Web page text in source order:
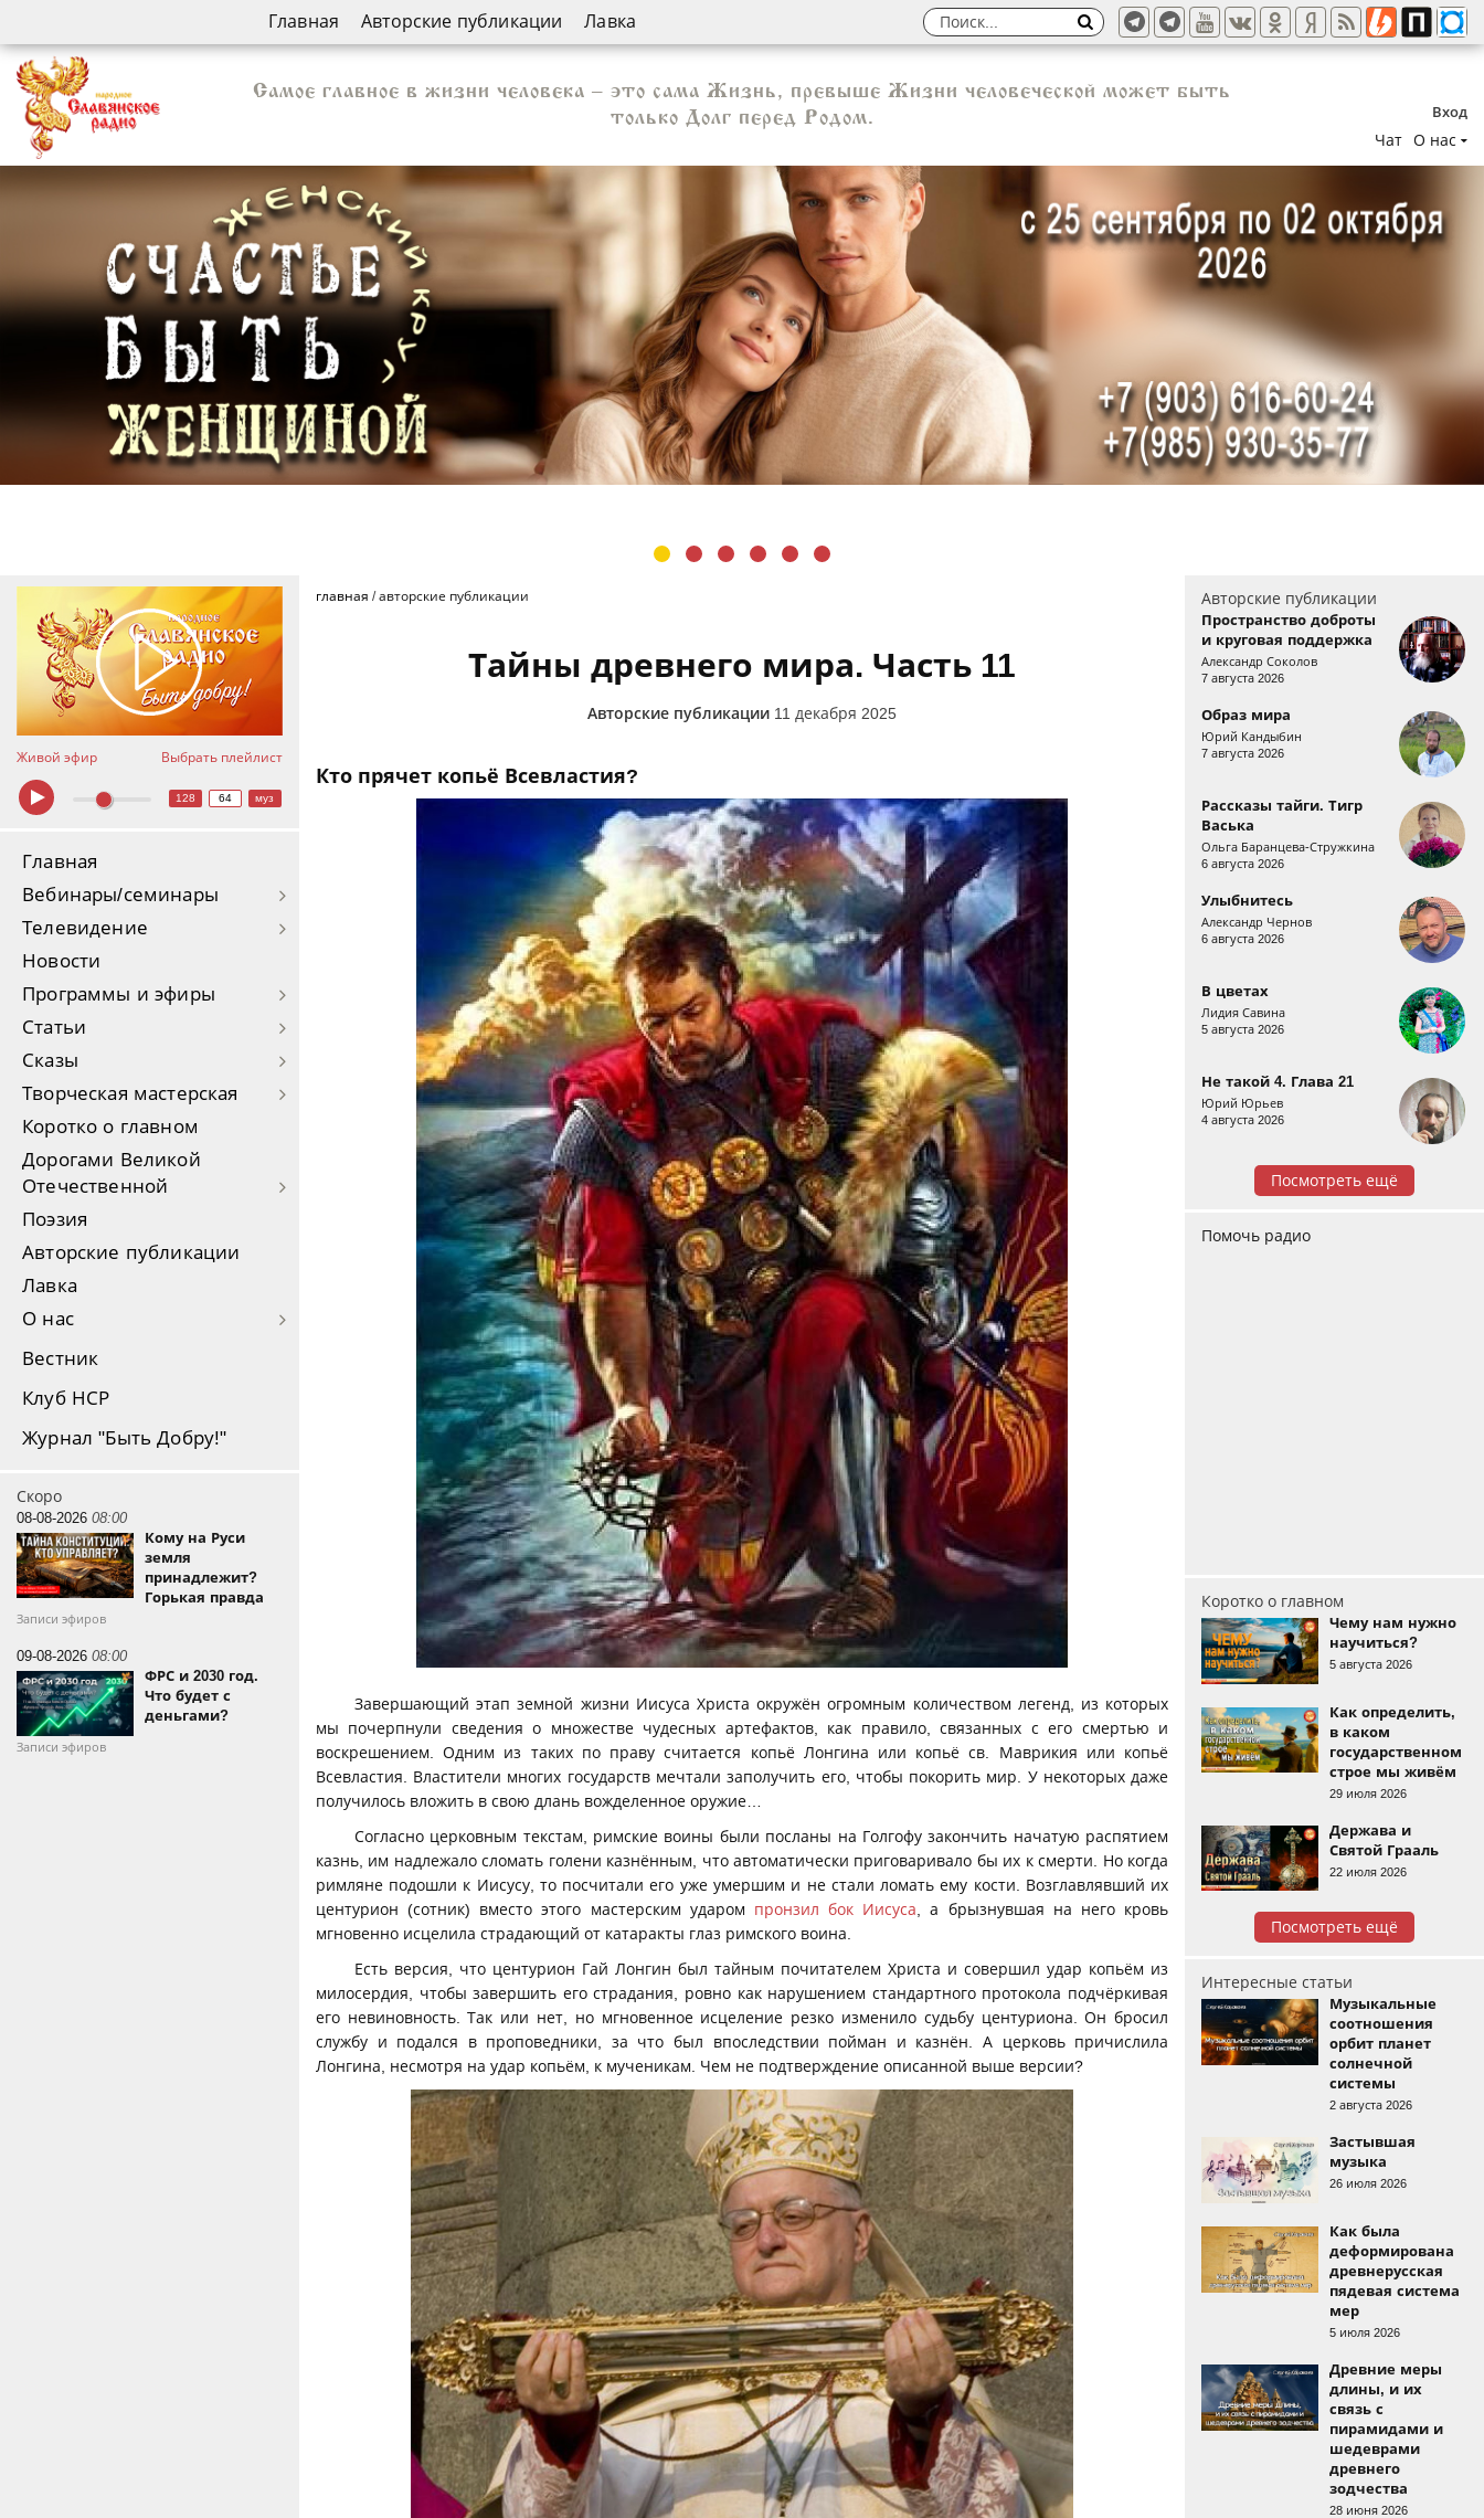
Главная Авторские публикации Лавка
Вход
Чат О нас
Самое главное в жизни человека – это сама Жизнь, превыше Жизни человеческой может быть
только Долг перед Родом.
Живой эфир Выбрать плейлист
128 64 муз
Главная
Вебинары/семинары
Телевидение
Новости
Программы и эфиры
Статьи
Сказы
Творческая мастерская
Коротко о главном
Дорогами Великой
Отечественной
Поэзия
Авторские публикации
Лавка
О нас
Вестник
Клуб НСР
Журнал "Быть Добру!"
Скоро
08-08-2026 08:00
Кому на Руси
земля
принадлежит?
Горькая правда
Записи эфиров
09-08-2026 08:00
ФРС и 2030 год.
Что будет с
деньгами?
Записи эфиров
главная /авторские публикации
Тайны древнего мира. Часть 11
Авторские публикации 11 декабря 2025
Кто прячет копьё Всевластия?
Завершающий этап земной жизни Иисуса Христа окружён огромным количеством легенд, из которых
мы почерпнули сведения о множестве чудесных артефактов, как правило, связанных с его смертью и
воскрешением. Одним из таких по праву считается копьё Лонгина или копьё св. Маврикия или копьё
Всевластия. Властители многих государств мечтали заполучить его, чтобы покорить мир. У некоторых даже
получилось вложить в свою длань вожделенное оружие…
Согласно церковным текстам, римские воины были посланы на Голгофу закончить начатую распятием
казнь, им надлежало сломать голени казнённым, что автоматически приговаривало бы их к смерти. Но когда
римляне подошли к Иисусу, то посчитали его уже умершим и не стали ломать ему кости. Возглавлявший их
центурион (сотник) вместо этого мастерским ударом пронзил бок Иисуса , а брызнувшая на него кровь
мгновенно исцелила страдающий от катаракты глаз римского воина.
Есть версия, что центурион Гай Лонгин был тайным почитателем Христа и совершил удар копьём из
милосердия, чтобы завершить его страдания, ровно как нарушением стандартного протокола подчёркивая
его невиновность. Так или нет, но мгновенное исцеление резко изменило судьбу центуриона. Он бросил
службу и подался в проповедники, за что был впоследствии пойман и казнён. А церковь причислила
Лонгина, несмотря на удар копьём, к мученикам. Чем не подтверждение описанной выше версии?
Авторские публикации
Пространство доброты
и круговая поддержка
Александр Соколов
7 августа 2026
Образ мира
Юрий Кандыбин
7 августа 2026
Рассказы тайги. Тигр
Васька
Ольга Баранцева-Стружкина
6 августа 2026
Улыбнитесь
Александр Чернов
6 августа 2026
В цветах
Лидия Савина
5 августа 2026
Не такой 4. Глава 21
Юрий Юрьев
4 августа 2026
Посмотреть ещё
Помочь радио
Коротко о главном
Чему нам нужно
научиться?
5 августа 2026
Как определить,
в каком
государственном
строе мы живём
29 июля 2026
Держава и
Святой Грааль
22 июля 2026
Посмотреть ещё
Интересные статьи
Музыкальные
соотношения
орбит планет
солнечной
системы
2 августа 2026
Застывшая
музыка
26 июля 2026
Как была
деформирована
древнерусская
пядевая система
мер
5 июля 2026
Древние меры
длины, и их
связь с
пирамидами и
шедеврами
древнего
зодчества
28 июня 2026